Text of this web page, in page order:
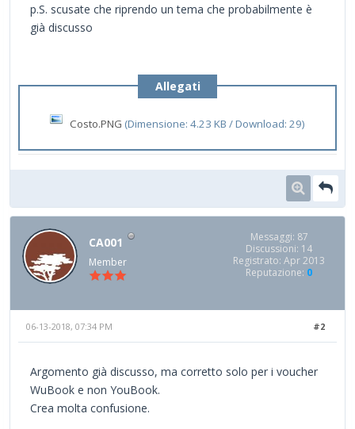
p.S. scusate che riprendo un tema che probabilmente è
già discusso
Allegati
Costo.PNG (Dimensione: 4.23 KB / Download: 29)
CA001
Member
Messaggi: 87
Discussioni: 14
Registrato: Apr 2013
Reputazione: 0
#2
06-13-2018, 07:34 PM
Argomento già discusso, ma corretto solo per i voucher
WuBook e non YouBook.
Crea molta confusione.